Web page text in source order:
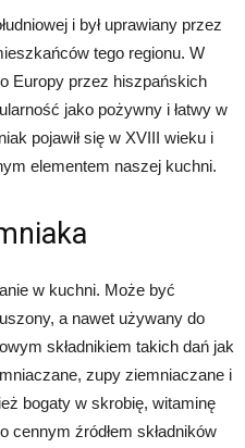
i był uprawiany przez
tego regionu. W
Europy przez hiszpańskich
jako pożywny i łatwy w
pojawił się w XVIII wieku i
elementem naszej kuchni.
w kuchni. Może być
a nawet używany do
składnikiem takich dań jak
zupy ziemniaczane i
bogaty w skrobię, witaminę
cennym źródłem składników